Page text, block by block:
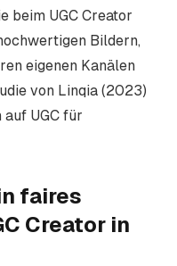
beim UGC Creator
Bildern,
eigenen Kanälen
von Linqia (2023)
UGC für
faires
Creator in